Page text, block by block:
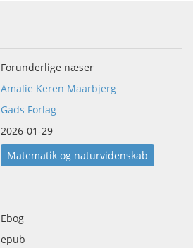
Forunderlige næser
Amalie Keren Maarbjerg
Gads Forlag
2026-01-29
Matematik og naturvidenskab
Ebog
epub